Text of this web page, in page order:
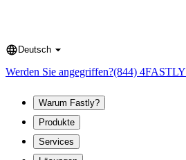
Language
Deutsch
Werden Sie angegriffen?(844) 4FASTLY
Warum Fastly?
Produkte
Services